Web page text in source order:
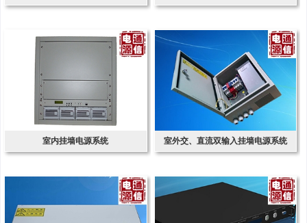
室内挂墙电源系统 室外交、直流双输入挂墙电源系统